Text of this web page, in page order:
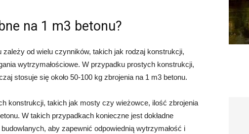
na 1 m3 betonu?
zależy od wielu czynników, takich jak rodzaj konstrukcji,
wytrzymałościowe. W przypadku prostych konstrukcji,
stosuje się około 50-100 kg zbrojenia na 1 m3 betonu.
konstrukcji, takich jak mosty czy wieżowce, ilość zbrojenia
W takich przypadkach konieczne jest dokładne
aby zapewnić odpowiednią wytrzymałość i